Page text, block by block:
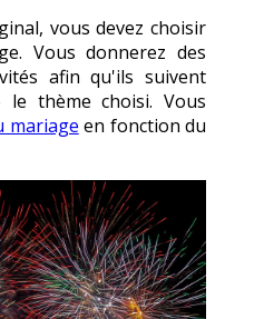
vous devez choisir
Vous donnerez des
afin qu'ils suivent
thème choisi. Vous
mariage en fonction du